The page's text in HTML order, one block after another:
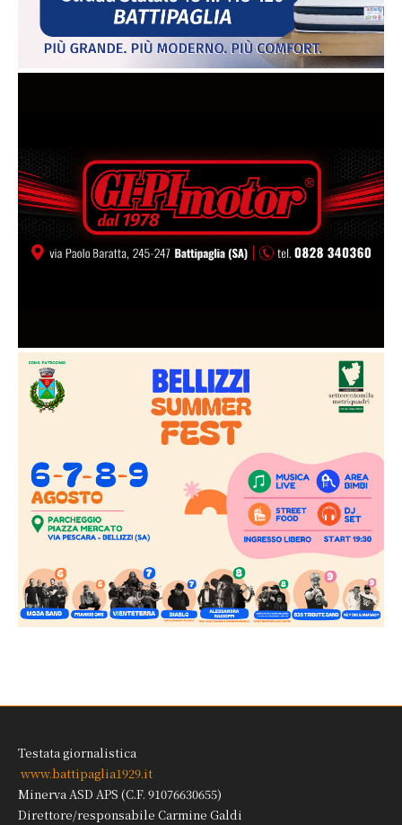
Testata giornalistica
www.battipaglia1929.it
Minerva ASD APS (C.F. 91076630655)
Direttore/responsabile Carmine Galdi